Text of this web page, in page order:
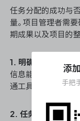
任务分配的成功与
量。项目管理者需
期成果以及项目的
1. 明确沟通渠道：
信息能够在团队成
通工具和会议安排
2. 任务分配的透明
添
手把